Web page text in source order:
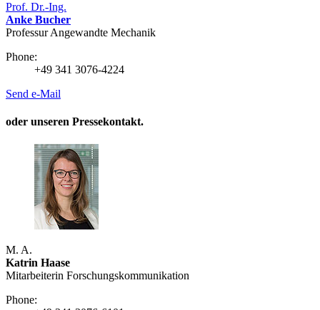
Prof. Dr.-Ing.
Anke Bucher
Professur Angewandte Mechanik
Phone:
+49 341 3076-4224
Send e-Mail
oder unseren Pressekontakt.
M. A.
Katrin Haase
Mitarbeiterin Forschungs­kommunikation
Phone: